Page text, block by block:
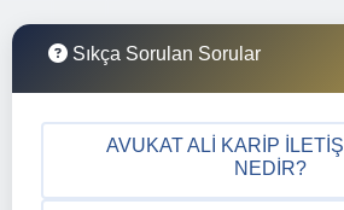
Sıkça Sorulan Sorular
AVUKAT ALI KARIP
NEDIR?